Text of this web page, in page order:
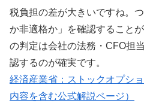
税負担の差が大きいですね。
か非適格か」を確認すること
の判定は会社の法務・CFO担
認するのが確実です。
経済産業省：ストックオプシ
内容を含む公式解説ページ）